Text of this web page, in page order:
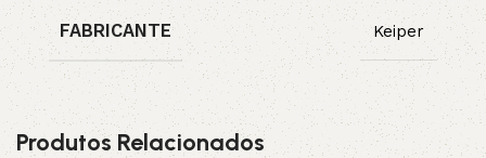
FABRICANTE Keiper
Produtos Relacionados